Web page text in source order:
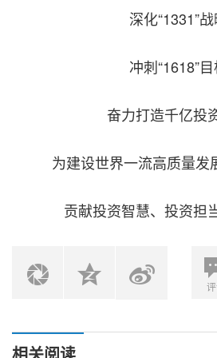
深化“1331”
冲刺“1618”
奋力打造千亿投
为建设世界一流高质量发
贡献投资智慧、投资担